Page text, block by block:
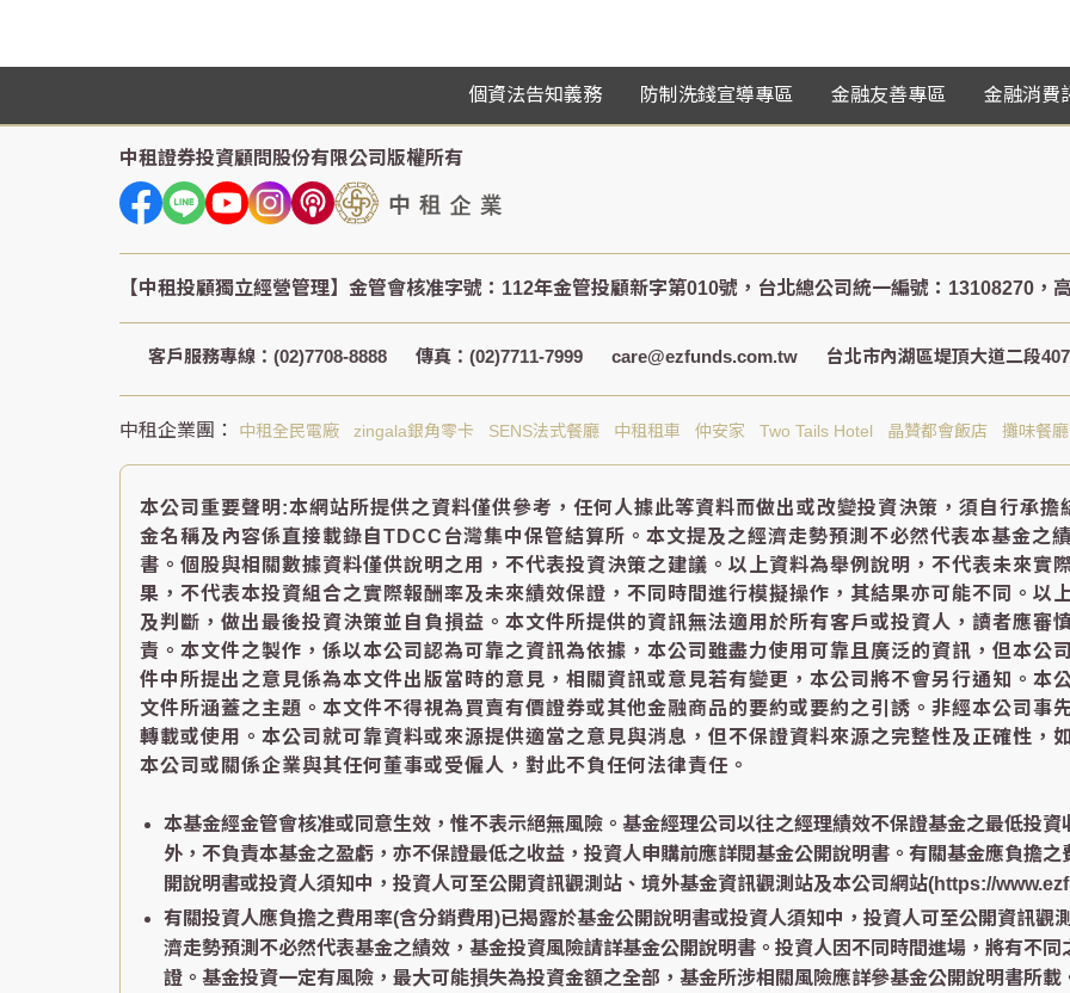
個資法告知義務 防制洗錢宣導專區 金融友善專區 金融消費
中租證券投資顧問股份有限公司版權所有
客戶服務專線：(02)7708-8888 傳真：(02)7711-7999 care@ezfunds.com.tw 台北市內湖區堤頂大道二段
中租全民電廠 zingala銀角零卡 SENS法式餐廳 中租租車 仲安家 Two Tails Hotel 晶贊都會飯店 攤味餐廳
本公司重要聲明:本網站所提供之資料僅供參考，任何人據此等資料而做出或改變投資決策，須自行承
金名稱及內容係直接載錄自TDCC台灣集中保管結算所。本文提及之經濟走勢預測不必然代表本基金之
書。個股與相關數據資料僅供說明之用，不代表投資決策之建議。以上資料為舉例說明，不代表未來實
果，不代表本投資組合之實際報酬率及未來績效保證，不同時間進行模擬操作，其結果亦可能不同。以
及判斷，做出最後投資決策並自負損益。本文件所提供的資訊無法適用於所有客戶或投資人，讀者應審
責。本文件之製作，係以本公司認為可靠之資訊為依據，本公司雖盡力使用可靠且廣泛的資訊，但本公
件中所提出之意見係為本文件出版當時的意見，相關資訊或意見若有變更，本公司將不會另行通知。本
文件所涵蓋之主題。本文件不得視為買賣有價證券或其他金融商品的要約或要約之引誘。非經本公司事
轉載或使用。本公司就可靠資料或來源提供適當之意見與消息，但不保證資料來源之完整性及正確性，
本公司或關係企業與其任何董事或受僱人，對此不負任何法律責任。
本基金經金管會核准或同意生效，惟不表示絕無風險。基金經理公司以往之經理績效不保證基金之最低投
外，不負責本基金之盈虧，亦不保證最低之收益，投資人申購前應詳閱基金公開說明書。有關基金應負擔
開說明書或投資人須知中，投資人可至公開資訊觀測站、境外基金資訊觀測站及本公司網站(https://
有關投資人應負擔之費用率(含分銷費用)已揭露於基金公開說明書或投資人須知中，投資人可至公開資訊觀
濟走勢預測不必然代表基金之績效，基金投資風險請詳基金公開說明書。投資人因不同時間進場，將有不
證。基金投資一定有風險，最大可能損失為投資金額之全部，基金所涉相關風險應詳參基金公開說明書所載